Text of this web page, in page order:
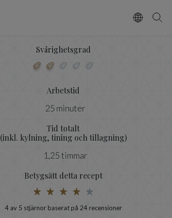
VælgSøg
Svårighetsgrad
Arbetstid
25 minuter
Tid totalt
(inkl. kylning, tining och tillagning)
1,25 timmar
Betygsätt detta recept
4av 5 stjärnor baserat på 24recensioner